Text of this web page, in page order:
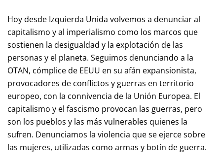
Hoy desde Izquierda Unida volvemos a denunciar al
capitalismo y al imperialismo como los marcos que
sostienen la desigualdad y la explotación de las
personas y el planeta. Seguimos denunciando a la
OTAN, cómplice de EEUU en su afán expansionista,
provocadores de conflictos y guerras en territorio
europeo, con la connivencia de la Unión Europea. El
capitalismo y el fascismo provocan las guerras, pero
son los pueblos y las más vulnerables quienes la
sufren. Denunciamos la violencia que se ejerce sobre
las mujeres, utilizadas como armas y botín de guerra.